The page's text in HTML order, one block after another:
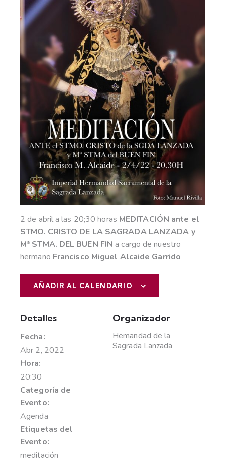
2 de abril a las 20;30 horas MEDITACIÓN ante el
STMO. CRISTO DE LA SAGRADA LANZADA y
Mª STMA. DEL BUEN FIN a cargo de nuestro
hermano Francisco Miguel Alcaide Garrido
AÑADIR AL CALENDARIO
Detalles
Fecha:
Abr 2, 2022
Hora:
20:30
Categoría de
Evento:
Agenda
Etiquetas del
Evento:
meditación
Organizador
Hemandad de la
Sagrada Lanzada